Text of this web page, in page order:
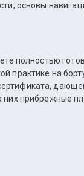
основы
полностью
практике на
них прибрежные